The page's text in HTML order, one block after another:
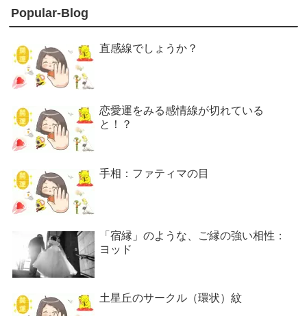
Popular-Blog
直感線でしょうか？
恋愛運をみる感情線が切れている
と！？
手相：ファティマの目
「宿縁」のような、ご縁の強い相性：
ヨッド
土星丘のサークル（環状）紋